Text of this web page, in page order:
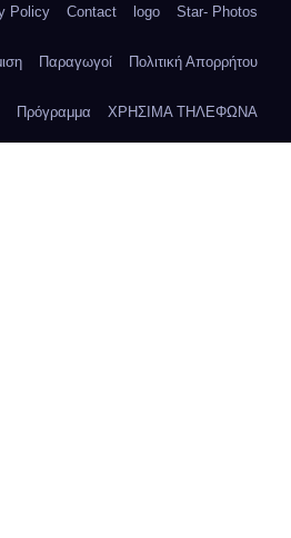
Policy Contact logo Star- Photos
Παραγωγοί Πολιτική Απορρήτου
Πρόγραμμα ΧΡΗΣΙΜΑ ΤΗΛΕΦΩΝΑ